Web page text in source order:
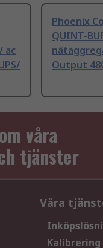
ac
Phoenix
QUINT-
Output
våra
tjänster
Våra
Kalibrering